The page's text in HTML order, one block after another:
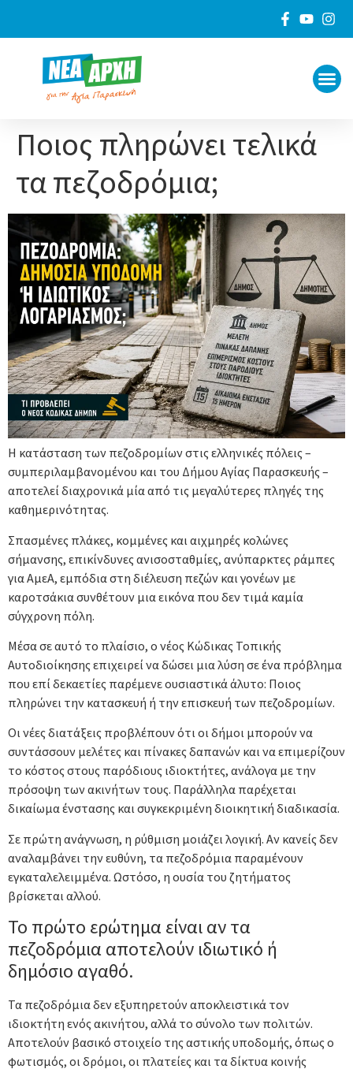
Ποιος πληρώνει τελικά
τα πεζοδρόμια;
Η κατάσταση των πεζοδρομίων στις ελληνικές πόλεις –
συμπεριλαμβανομένου και του Δήμου Αγίας Παρασκευής –
αποτελεί διαχρονικά μία από τις μεγαλύτερες πληγές της
καθημερινότητας.
Σπασμένες πλάκες, κομμένες και αιχμηρές κολώνες
σήμανσης, επικίνδυνες ανισοσταθμίες, ανύπαρκτες ράμπες
για ΑμεΑ, εμπόδια στη διέλευση πεζών και γονέων με
καροτσάκια συνθέτουν μια εικόνα που δεν τιμά καμία
σύγχρονη πόλη.
Μέσα σε αυτό το πλαίσιο, ο νέος Κώδικας Τοπικής
Αυτοδιοίκησης επιχειρεί να δώσει μια λύση σε ένα πρόβλημα
που επί δεκαετίες παρέμενε ουσιαστικά άλυτο: Ποιος
πληρώνει την κατασκευή ή την επισκευή των πεζοδρομίων.
Οι νέες διατάξεις προβλέπουν ότι οι δήμοι μπορούν να
συντάσσουν μελέτες και πίνακες δαπανών και να επιμερίζουν
το κόστος στους παρόδιους ιδιοκτήτες, ανάλογα με την
πρόσοψη των ακινήτων τους. Παράλληλα παρέχεται
δικαίωμα ένστασης και συγκεκριμένη διοικητική διαδικασία.
Σε πρώτη ανάγνωση, η ρύθμιση μοιάζει λογική. Αν κανείς δεν
αναλαμβάνει την ευθύνη, τα πεζοδρόμια παραμένουν
εγκαταλελειμμένα. Ωστόσο, η ουσία του ζητήματος
βρίσκεται αλλού.
Το πρώτο ερώτημα είναι αν τα
πεζοδρόμια αποτελούν ιδιωτικό ή
δημόσιο αγαθό.
Τα πεζοδρόμια δεν εξυπηρετούν αποκλειστικά τον
ιδιοκτήτη ενός ακινήτου, αλλά το σύνολο των πολιτών.
Αποτελούν βασικό στοιχείο της αστικής υποδομής, όπως ο
φωτισμός, οι δρόμοι, οι πλατείες και τα δίκτυα κοινής